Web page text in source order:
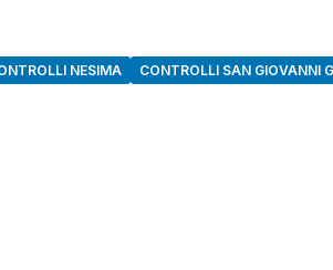
NESIMA CONTROLLI SAN GIOVANNI